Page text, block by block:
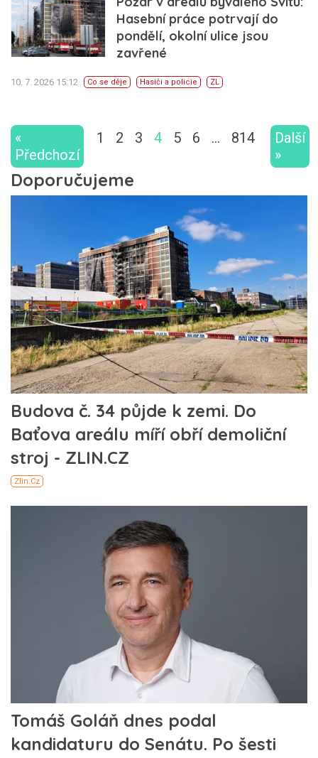
Hasební práce potrvají do
pondělí, okolní ulice jsou
zavřené
10. 7. 2026 15:12 Co se děje Hasiči a policie ZL
«
Předchozí
1 2 3 4 5 6 … 814
Další
»